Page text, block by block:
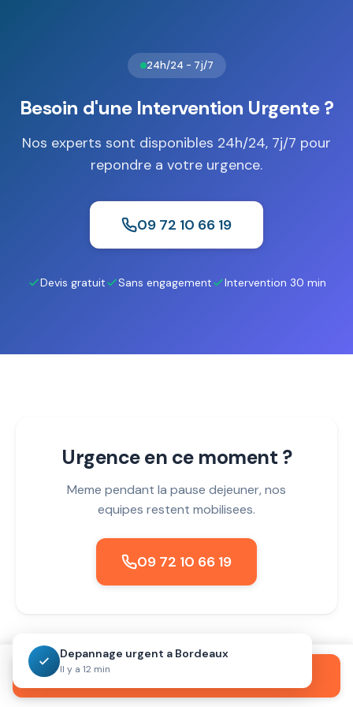
24h/24 - 7j/7
Besoin d'une Intervention Urgente ?
Nos experts sont disponibles 24h/24, 7j/7 pour
repondre a votre urgence.
09 72 10 66 19
Devis gratuit Sans engagement Intervention 30 min
Urgence en ce moment ?
Meme pendant la pause dejeuner, nos
equipes restent mobilisees.
09 72 10 66 19
Depannage urgent a Bordeaux
Il y a 12 min